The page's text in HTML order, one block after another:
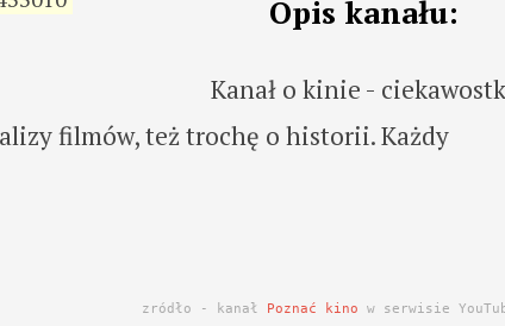
Opis kanału:
Kanał o kinie -
filmów, też trochę o historii. Każdy
zródło - kanał Poznać kino w serwisie